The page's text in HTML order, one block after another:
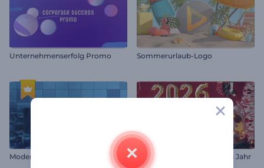
Unternehmenserfolg Promo Sommerurlaub-Logo
Moderner Veranstaltungsopener Willkommen Frohes Neues Jahr